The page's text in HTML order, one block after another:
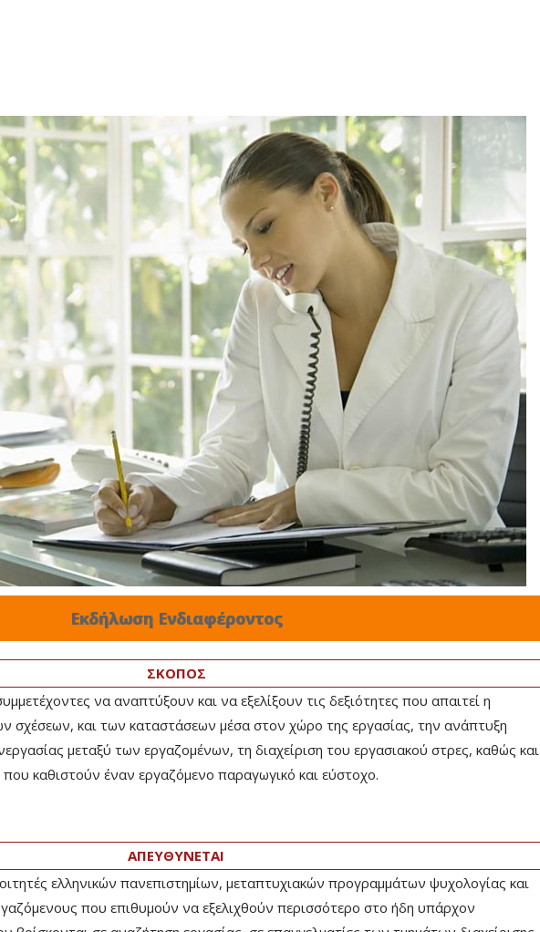
Εκδήλωση Ενδιαφέροντος
ΣΚΟΠΟΣ
να αναπτύξουν και να εξελίξουν τις δεξιότητες που απαιτεί η
σχέσεων, και των καταστάσεων μέσα στον χώρο της εργασίας, την ανάπτυξη
μεταξύ των εργαζομένων, τη διαχείριση του εργασιακού στρες, καθώς και
που καθιστούν έναν εργαζόμενο παραγωγικό και εύστοχο.
ΑΠΕΥΘΥΝΕΤΑΙ
ελληνικών πανεπιστημίων, μεταπτυχιακών προγραμμάτων ψυχολογίας και
που επιθυμούν να εξελιχθούν περισσότερο στο ήδη υπάρχον